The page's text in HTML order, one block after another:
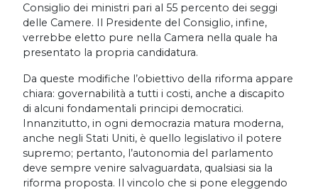
Consiglio dei ministri pari al 55 percento dei seggi
delle Camere. Il Presidente del Consiglio, infine,
verrebbe eletto pure nella Camera nella quale ha
presentato la propria candidatura.
Da queste modifiche l’obiettivo della riforma appare
chiara: governabilità a tutti i costi, anche a discapito
di alcuni fondamentali principi democratici.
Innanzitutto, in ogni democrazia matura moderna,
anche negli Stati Uniti, è quello legislativo il potere
supremo; pertanto, l’autonomia del parlamento
deve sempre venire salvaguardata, qualsiasi sia la
riforma proposta. Il vincolo che si pone eleggendo